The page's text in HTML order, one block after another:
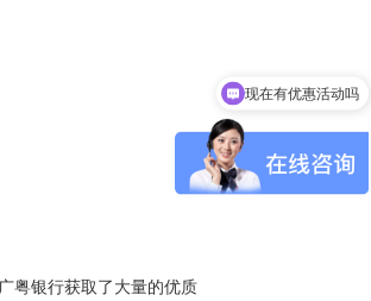
粤银行获取了大量的优质
可以介绍下你们的产品么
现在有优惠活动吗